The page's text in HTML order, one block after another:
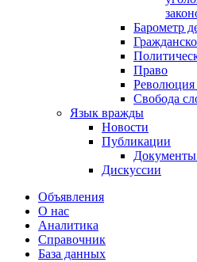
Барометр
Право
Революция
Свобода
Язык вражды
Новости
Публикации
Документы
Дискуссии
Объявления
О нас
Аналитика
Справочник
База данных